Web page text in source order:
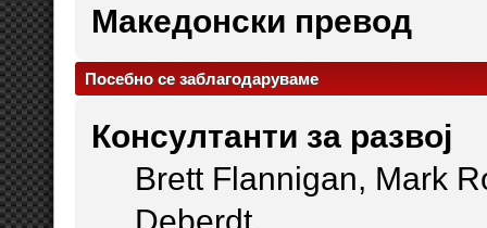
Македонски превод
Посебно се заблагодаруваме
Консултанти за развој
Brett Flannigan, Mark